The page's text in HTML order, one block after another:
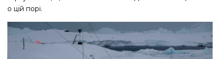
о цій порі.